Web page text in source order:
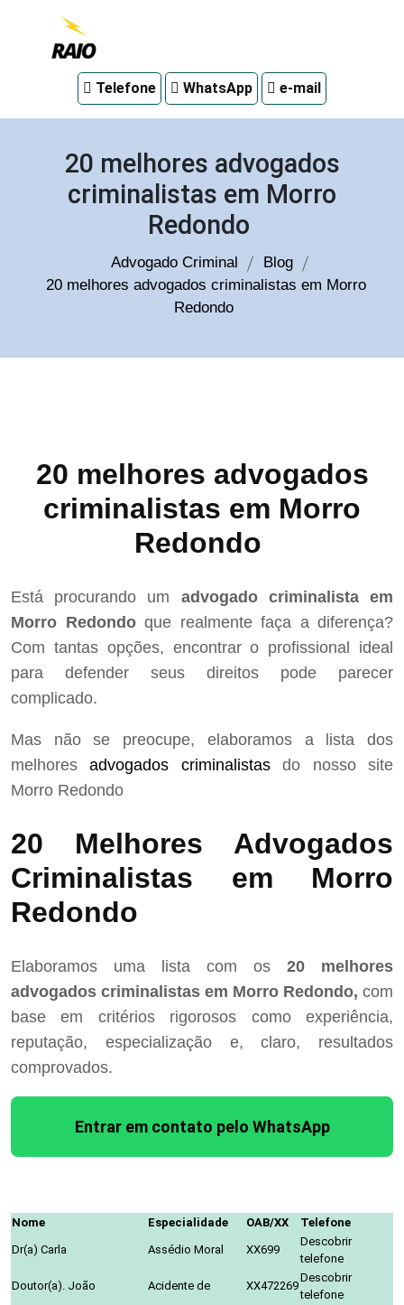
em
Telefone WhatsApp e-mail
20 melhores advogados
criminalistas em Morro
Redondo
Advogado Criminal
Blog
20 melhores advogados criminalistas em Morro
Redondo
20 melhores advogados
criminalistas em Morro
Redondo
Está procurando um advogado criminalista em
Morro Redondoque realmente faça a diferença?
Com tantas opções, encontrar o profissional ideal
para defender seus direitos pode parecer
complicado.
Mas não se preocupe, elaboramos a lista dos
melhoresadvogados criminalistasdo nosso site
Morro Redondo
20 Melhores Advogados
Criminalistas em Morro
Redondo
Elaboramos uma lista com os 20 melhores
advogados criminalistas em Morro Redondo, com
base em critérios rigorosos como experiência,
reputação, especialização e, claro, resultados
comprovados.
Entrar em contato pelo WhatsApp
Nome Especialidade OAB/XX
Telefone
Dr(a) Carla
Assédio Moral XX699
Descobrir
telefone
Doutor(a). João
Acidente de XX472269
Descobrir
telefone